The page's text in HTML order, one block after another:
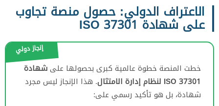
الاعتراف الدولي: حصول منصة تجاوب
على شهادة ISO 37301
إنجاز دولي
خطت المنصة خطوة عالمية كبرى بحصولها علىشهادة
ISO 37301 لنظام إدارة الامتثال
. هذا الإنجاز ليس مجرد
شهادة، بل هو تأكيد رسمي على: